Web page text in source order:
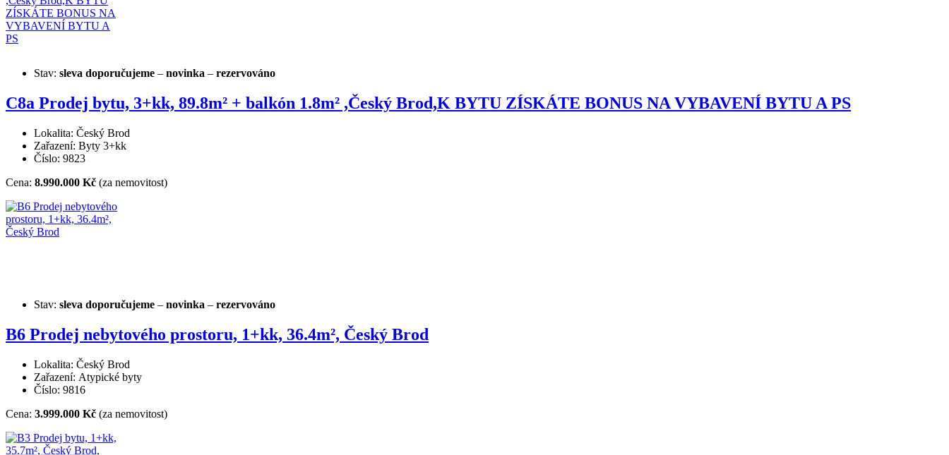
Stav: sleva doporučujeme – novinka – rezervováno
C8a Prodej bytu, 3+kk, 89.8m² + balkón 1.8m² ,Český Brod,K BYTU ZÍSKÁTE BONUS NA VYBAVENÍ BYTU A PS
Lokalita: Český Brod
Zařazení: Byty 3+kk
Číslo: 9823
Cena: 8.990.000 Kč (za nemovitost)
Stav: sleva doporučujeme – novinka – rezervováno
B6 Prodej nebytového prostoru, 1+kk, 36.4m², Český Brod
Lokalita: Český Brod
Zařazení: Atypické byty
Číslo: 9816
Cena: 3.999.000 Kč (za nemovitost)